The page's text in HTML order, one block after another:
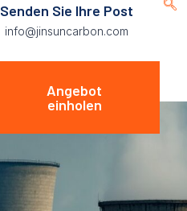
Senden Sie Ihre Post
info@jinsuncarbon.com
Angebot
einholen